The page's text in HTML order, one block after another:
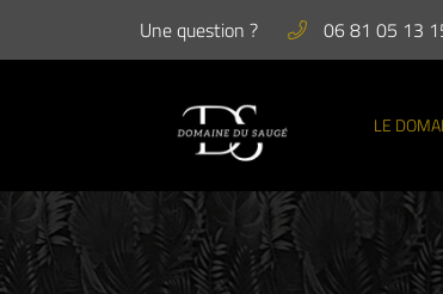
Une question ? 06 81 05 13
LE
6 Chemin du Saugé